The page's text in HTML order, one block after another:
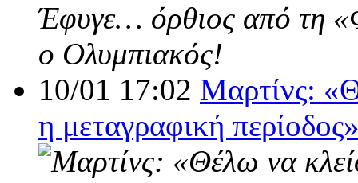
Έφυγε… όρθιος από τη
ο Ολυμπιακός!
10/01 17:02 Μαρτίνς:
η μεταγραφική